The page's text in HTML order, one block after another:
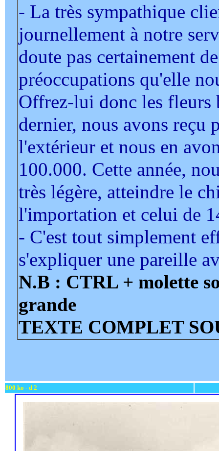
- La très sympathique
journellement à notre
doute pas certainement
préoccupations qu'elle
Offrez-lui donc les fleurs
dernier, nous avons reçu
l'extérieur et nous en
100.000. Cette année,
très légère, atteindre le
l'importation et celui de
- C'est tout simplement
s'expliquer une pareille
N.B : CTRL + molette
grande
TEXTE COMPLET
800 ko - d 2